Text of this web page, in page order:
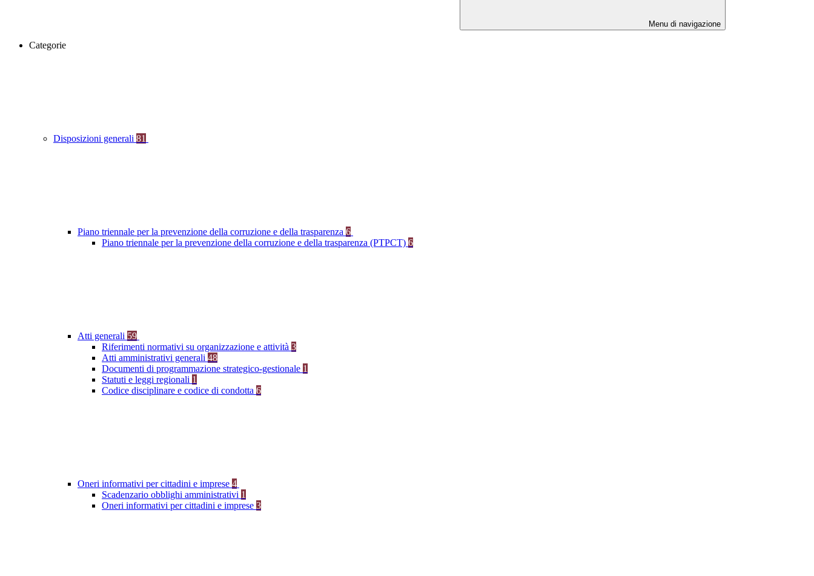
Menu di navigazione
Categorie
Disposizioni generali 81
Piano triennale per la prevenzione della corruzione e della trasparenza 6
Piano triennale per la prevenzione della corruzione e della trasparenza (PTPCT) 6
Atti generali 59
Riferimenti normativi su organizzazione e attività 3
Atti amministrativi generali 48
Documenti di programmazione strategico-gestionale 1
Statuti e leggi regionali 1
Codice disciplinare e codice di condotta 6
Oneri informativi per cittadini e imprese 4
Scadenzario obblighi amministrativi 1
Oneri informativi per cittadini e imprese 3